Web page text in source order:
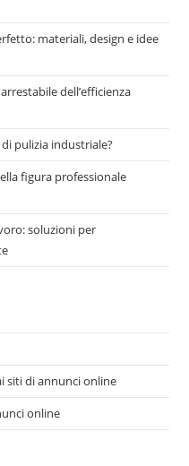
materiali, design e idee
dell’efficienza
pulizia industriale?
figura professionale
soluzioni per
siti di annunci online
online